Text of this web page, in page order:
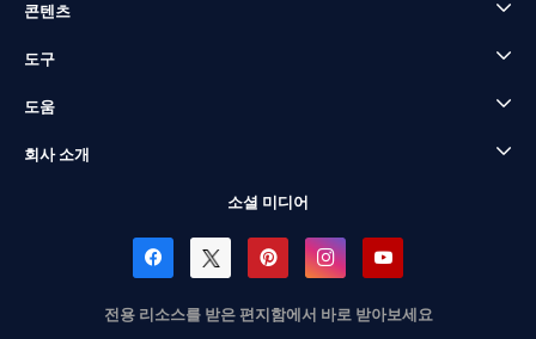
콘텐츠
도구
도움
회사 소개
소셜 미디어
전용 리소스를 받은 편지함에서 바로 받아보세요